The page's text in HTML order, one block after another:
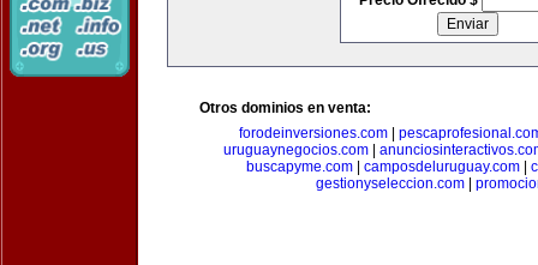
Otros dominios en venta:
forodeinversiones.com
uruguaynegocios.com|
buscapyme.com
camposdeluruguay.com
gestionyseleccion.com|